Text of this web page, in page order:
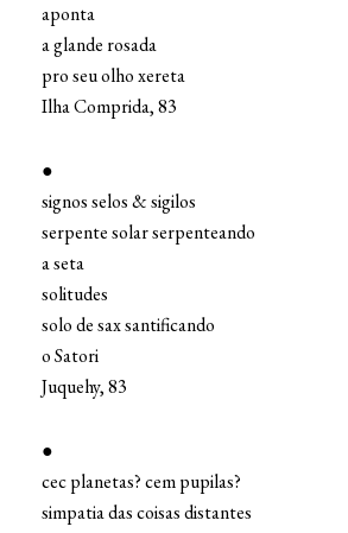
aponta
a glande rosada
pro seu olho xereta
Ilha Comprida, 83
●
signos selos & sigilos
serpente solar serpenteando
a seta
solitudes
solo de sax santificando
o Satori
Juquehy, 83
●
cec planetas? cem pupilas?
simpatia das coisas distantes